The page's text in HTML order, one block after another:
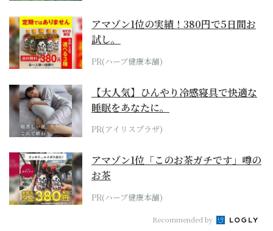
アマゾン1位の実績！380円で5日間お
試し。
PR(ハーブ健康本舗)
【大人気】ひんやり冷感寝具で快適な
睡眠をあなたに。
PR(アイリスプラザ)
アマゾン1位「このお茶ガチです」噂の
お茶
PR(ハーブ健康本舗)
Recommended by